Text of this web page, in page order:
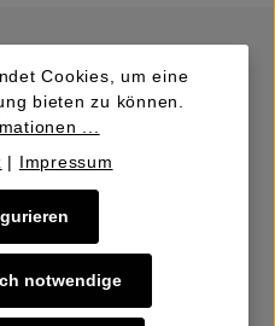
Cookies, um eine
bieten zu können.
...
| Impressum
notwendige